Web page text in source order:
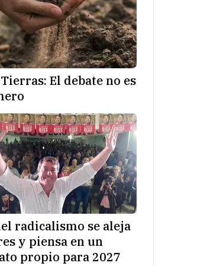
El debate no es
radicalismo se aleja
y piensa en un
propio para 2027